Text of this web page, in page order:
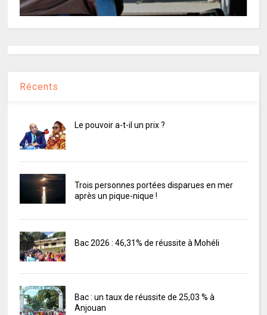
Récents
Le pouvoir a-t-il un prix ?
Trois personnes portées disparues en mer
après un pique-nique !
Bac 2026 : 46,31% de réussite à Mohéli
Bac : un taux de réussite de 25,03 % à
Anjouan